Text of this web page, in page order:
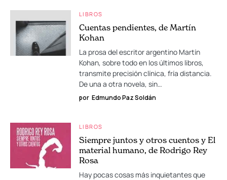
LIBROS
Cuentas pendientes, de Martín
Kohan
La prosa del escritor argentino Martín
Kohan, sobre todo en los últimos libros,
transmite precisión clínica, fría distancia.
De una a otra novela, sin…
por Edmundo Paz Soldán
LIBROS
Siempre juntos y otros cuentos y El
material humano, de Rodrigo Rey
Rosa
Hay pocas cosas más inquietantes que